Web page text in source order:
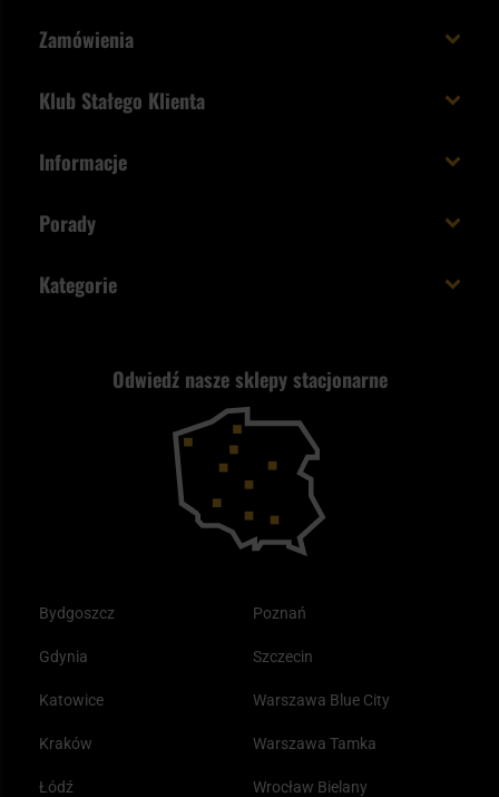
Zamówienia
Paczka w weekend
Status zamówienia
Wysyłka za granicę
Reklamacje i gwarancja
Klub Stałego Klienta
Unboxing Militaria.pl
Logowanie
Odwiedź nasze sklepy stacjonarne
Bydgoszcz
Gdynia
Katowice
Kraków
Łódź
Poznań
Szczecin
Warszawa Blue City
Warszawa Tamka
Wrocław Bielany
Informacje
Polityka prywatności
Kupony i kody rabatowe
Porady
Plecak ewakuacyjny preppersa
Kategorie
Samoobrona